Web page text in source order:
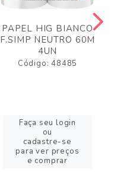
PAPEL HIG BIANCO
F.SIMP NEUTRO 60M
4UN
Código: 48485
Faça seu login
ou
cadastre-se
para ver preços
e comprar